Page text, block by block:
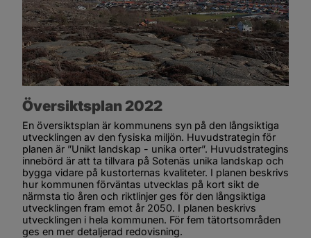
Översiktsplan 2022
En översiktsplan är kommunens syn på den långsiktiga
utvecklingen av den fysiska miljön. Huvudstrategin för
planen är ”Unikt landskap - unika orter”. Huvudstrategins
innebörd är att ta tillvara på Sotenäs unika landskap och
bygga vidare på kustorternas kvaliteter. I planen beskrivs
hur kommunen förväntas utvecklas på kort sikt de
närmsta tio åren och riktlinjer ges för den långsiktiga
utvecklingen fram emot år 2050. I planen beskrivs
utvecklingen i hela kommunen. För fem tätortsområden
ges en mer detaljerad redovisning.